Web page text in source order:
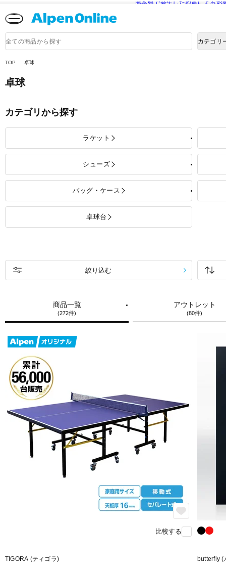
熊本県で発生した地震による影
品
検
カテゴリ
TOP 卓球
卓球
カテゴリから探す
ラケット
シューズ
バッグ・ケース
卓球台
商品一覧
(272件)
アウトレット
(80件)
絞り込む
比較する
TIGORA (ティゴラ) butterfly (